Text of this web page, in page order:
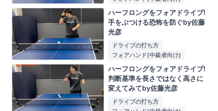
ハーフロングをフォアドライブ!
手をぶつける恐怖を防ぐby佐藤
光彦
ドライブの打ち方
フォアハンド(中級者向け)
ハーフロングをフォアドライブ!
判断基準を長さではなく高さに
変えてみてby佐藤光彦
ドライブの打ち方